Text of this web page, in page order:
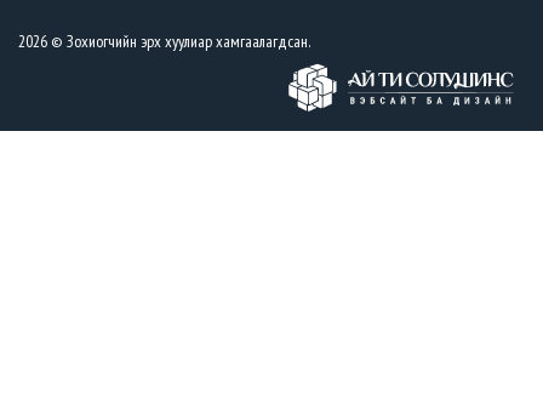
2026 © Зохиогчийн эрх хуулиар хамгаалагдсан.